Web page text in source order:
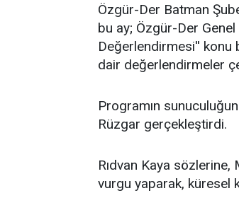
​Özgür-Der Batman
bu ay; Özgür-Der Genel
Değerlendirmesi'' konu
dair değerlendirmeler
Programın
Rüzgar gerçekleştirdi.
Rıdvan Kaya
vurgu yaparak, küresel